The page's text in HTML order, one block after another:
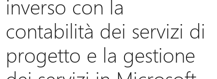
inverso con la
contabilità dei servizi di
progetto e la gestione